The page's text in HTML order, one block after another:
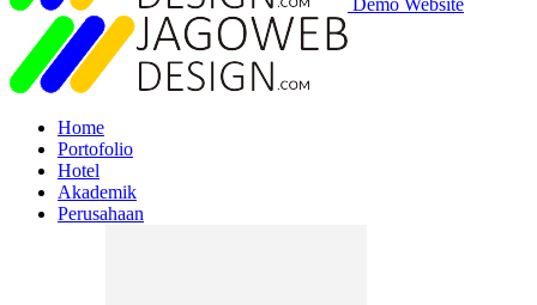
Demo Website
Home
Portofolio
Hotel
Akademik
Perusahaan